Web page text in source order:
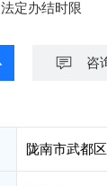
法定办结时限
咨
陇南市武都